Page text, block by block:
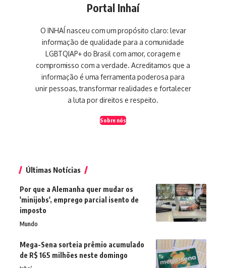
Portal Inhaí
O INHAÍ nasceu com um propósito claro: levar
informação de qualidade para a comunidade
LGBTQIAP+ do Brasil com amor, coragem e
compromisso com a verdade. Acreditamos que a
informação é uma ferramenta poderosa para
unir pessoas, transformar realidades e fortalecer
a luta por direitos e respeito.
Sobre nós
Últimas Notícias
Por que a Alemanha quer mudar os
'minijobs', emprego parcial isento de
imposto
Mundo
Mega-Sena sorteia prêmio acumulado
de R$ 165 milhões neste domingo